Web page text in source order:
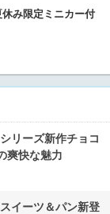
み限定ミニカー付
リーズ新作チョコ
爽快な魅力
イーツ＆パン新登